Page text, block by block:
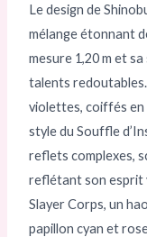
Le design de
mélange étonnant
mesure 1,20 m et
talents
violettes, coiffés en
style du Souffle
reflets complexes,
reflétant son esprit
Slayer Corps, un
papillon cyan et